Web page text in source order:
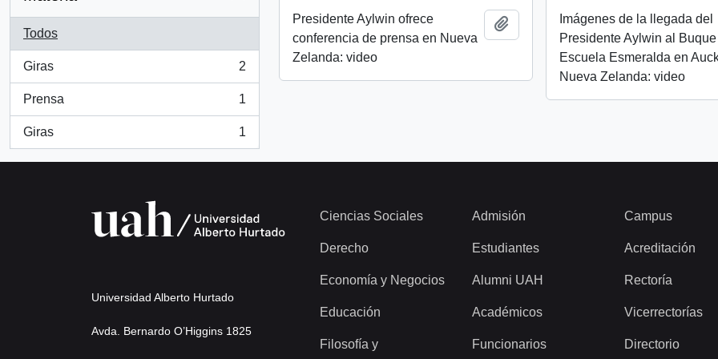
Todos
Giras
, 2 resultados
2
Prensa
, 1 resultados
1
Giras
, 1 resultados
1
Presidente Aylwin ofrece
conferencia de prensa en Nueva
Zelanda: video
Añadir al portapapeles
Imágenes de la llegada del
Presidente Aylwin al Buque
Escuela Esmeralda en
Nueva Zelanda: video
Universidad Alberto Hurtado
Avda. Bernardo O’Higgins 1825
Ciencias Sociales
Derecho
Economía y Negocios
Educación
Filosofía y
Admisión
Estudiantes
Alumni UAH
Académicos
Funcionarios
Campus
Acreditación
Rectoría
Vicerrectorías
Directorio